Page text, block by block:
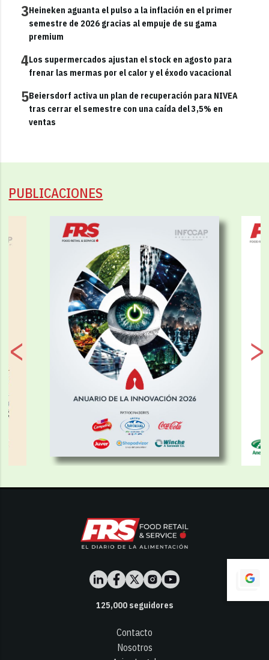
3Heineken aguanta el pulso a la inflación en el primer
semestre de 2026 gracias al empuje de su gama
premium
4Los supermercados ajustan el stock en agosto para
frenar las mermas por el calor y el éxodo vacacional
5Beiersdorf activa un plan de recuperación para NIVEA
tras cerrar el semestre con una caída del 3,5% en
ventas
PUBLICACIONES
125,000seguidores
Contacto
Nosotros